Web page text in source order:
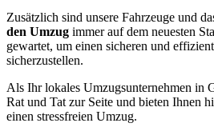
Zusätzlich sind unsere Fahrzeuge und
den Umzug immer auf dem neuesten
gewartet, um einen sicheren und
sicherzustellen.
Als Ihr lokales Umzugsunternehmen in
Rat und Tat zur Seite und bieten Ihnen
einen stressfreien Umzug.